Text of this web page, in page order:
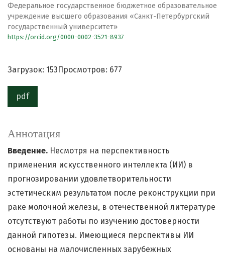
Федеральное государственное бюджетное образовательное
учреждение высшего образования «Санкт-Петербургский
государственный университет»
https://orcid.org/0000-0002-3521-8937
Загрузок: 153 Просмотров: 677
pdf
Аннотация
Введение. Несмотря на перспективность
применения искусственного интеллекта (ИИ) в
прогнозировании удовлетворительности
эстетическим результатом после реконструкции при
раке молочной железы, в отечественной литературе
отсутствуют работы по изучению достоверности
данной гипотезы. Имеющиеся перспективы ИИ
основаны на малочисленных зарубежных